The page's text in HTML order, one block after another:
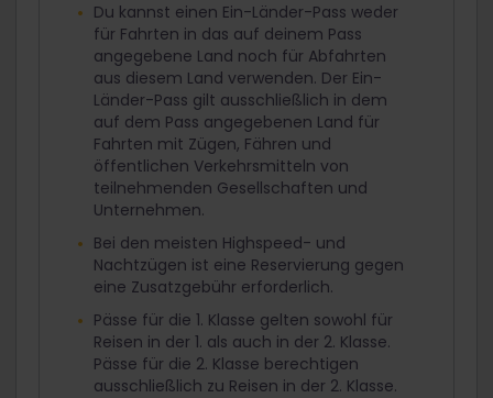
Du kannst einen Ein-Länder-Pass weder
für Fahrten in das auf deinem Pass
angegebene Land noch für Abfahrten
aus diesem Land verwenden. Der Ein-
Länder-Pass gilt ausschließlich in dem
auf dem Pass angegebenen Land für
Fahrten mit Zügen, Fähren und
öffentlichen Verkehrsmitteln von
teilnehmenden Gesellschaften und
Unternehmen.
Bei den meisten Highspeed- und
Nachtzügen ist eine Reservierung gegen
eine Zusatzgebühr erforderlich.
Pässe für die 1. Klasse gelten sowohl für
Reisen in der 1. als auch in der 2. Klasse.
Pässe für die 2. Klasse berechtigen
ausschließlich zu Reisen in der 2. Klasse.